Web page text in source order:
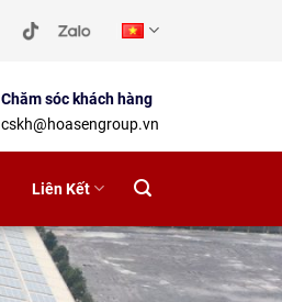
Liên Kết
Chăm sóc khách hàng
cskh@hoasengroup.vn